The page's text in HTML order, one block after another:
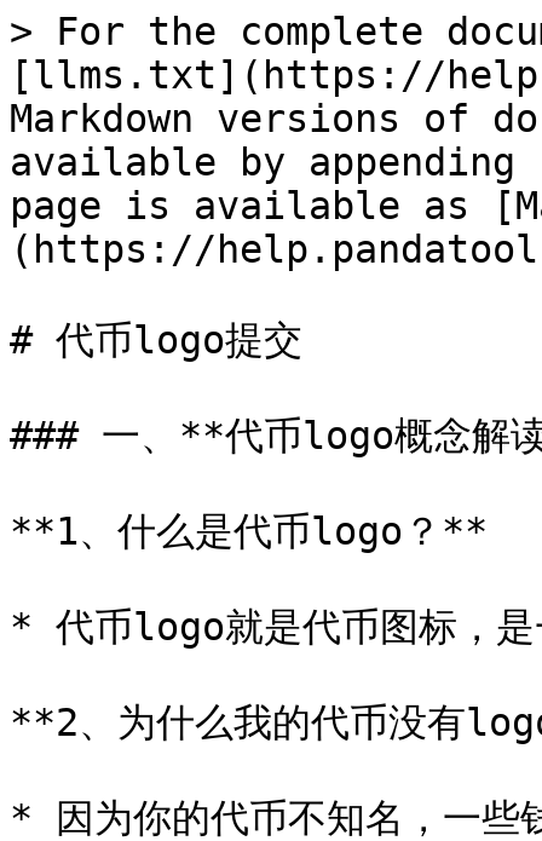
> For the complete
[llms.txt](https://
Markdown versions of
available by
page is available as
(https://
# 代币logo提交
### 一、**代币logo概念解
**1、什么是代币logo？**
* 代币logo就是代币图标，是
**2、为什么我的代币没有
* 因为你的代币不知名，一些